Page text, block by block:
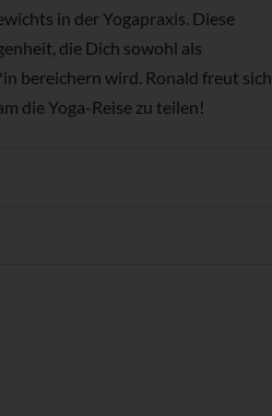
in der Yogapraxis. Diese
die Dich sowohl als
bereichern wird. Ronald freut sich
die Yoga-Reise zu teilen!